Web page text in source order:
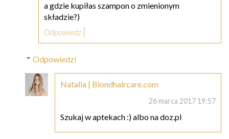
a gdzie kupiłas szampon o zmienionym
składzie?)
Odpowiedz
Odpowiedzi
Natalia | Blondhaircare.com
26 marca 2017 19:57
Szukaj w aptekach :) albo na doz.pl